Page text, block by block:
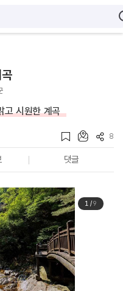
고 시원한 계곡
8
댓글
1/9